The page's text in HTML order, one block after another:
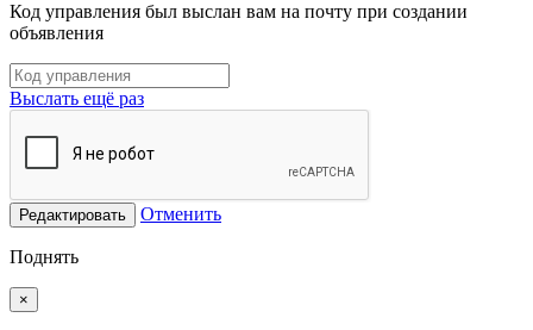
Код управления был выслан вам на почту при создании
объявления
Выслать ещё раз
Редактировать Отменить
Поднять
×